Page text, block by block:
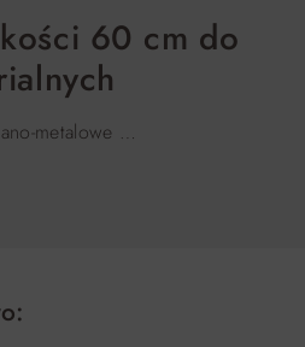
60 cm do
metalowe …